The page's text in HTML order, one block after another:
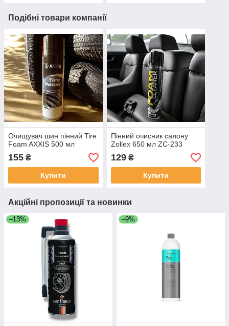
Подібні товари компанії
Очищувач шин пінний Tire
Foam AXXIS 500 мл
155 ₴
Купити
Пінний очисник салону
Zollex 650 мл ZC-233
129₴
Купити
Акційні пропозиції та новинки
–13% –9%